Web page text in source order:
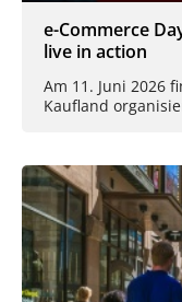
e-Commerce
live in action
Am 11. Juni 2026
Kaufland